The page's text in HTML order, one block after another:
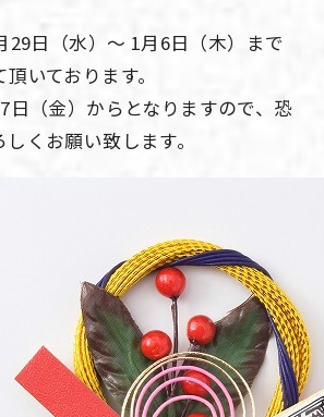
29日（水）～ 1月6日（木）まで
いております。
日（金）からとなりますので、恐
くお願い致します。